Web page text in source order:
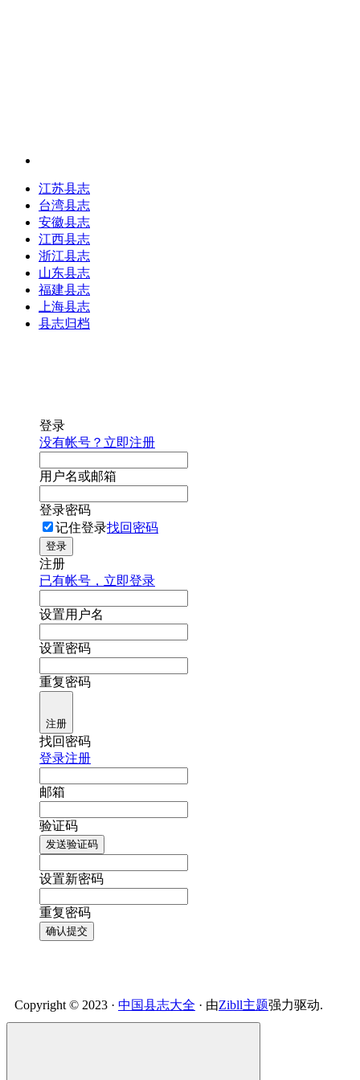
江苏县志
台湾县志
安徽县志
江西县志
浙江县志
山东县志
福建县志
上海县志
县志归档
登录
没有帐号？立即注册
用户名或邮箱
登录密码
记住登录找回密码
登录
注册
已有帐号，立即登录
设置用户名
设置密码
重复密码
注册
找回密码
登录注册
邮箱
验证码
发送验证码
设置新密码
重复密码
确认提交
Copyright © 2023 · 中国县志大全 · 由Zibll主题强力驱动.